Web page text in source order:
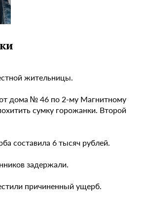
жительницы.
дома № 46 по 2-му Магнитному
сумку горожанки. Второй
составила 6 тысяч рублей.
задержали.
причиненный ущерб.